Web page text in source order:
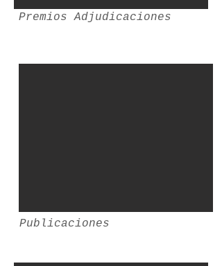
Premios Adjudicaciones
Publicaciones